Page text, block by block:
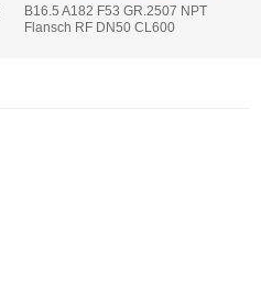
B16.5 A182 F53 GR.2507 NPT
Flansch RF DN50 CL600